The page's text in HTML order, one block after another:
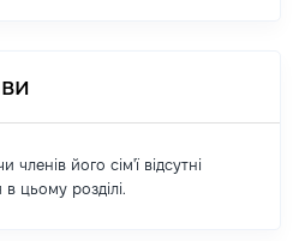
членів його сім'ї відсутні
цьому розділі.